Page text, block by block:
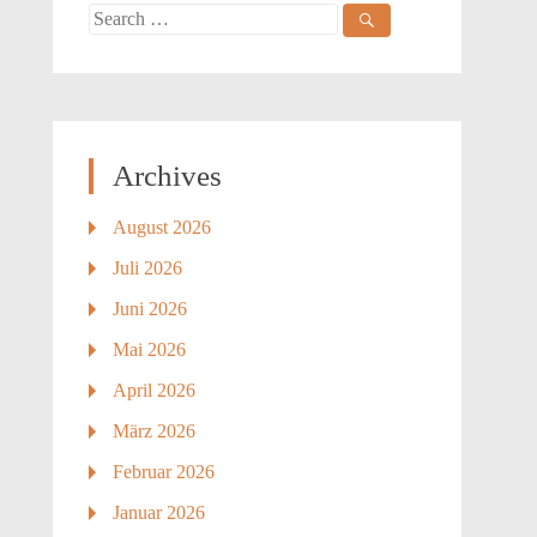
Search
Archives
August 2026
Juli 2026
Juni 2026
Mai 2026
April 2026
März 2026
Februar 2026
Januar 2026